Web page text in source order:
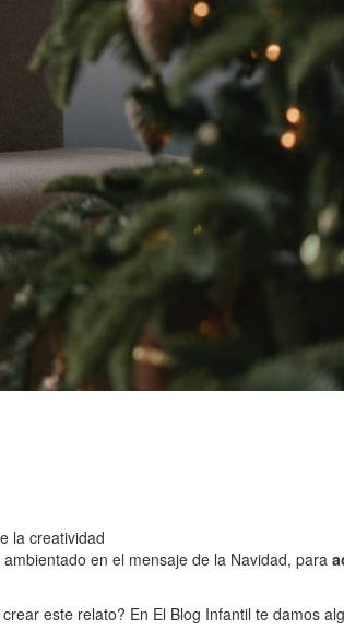
la creatividad
en el mensaje de la Navidad, para
este relato? En El Blog Infantil te damos